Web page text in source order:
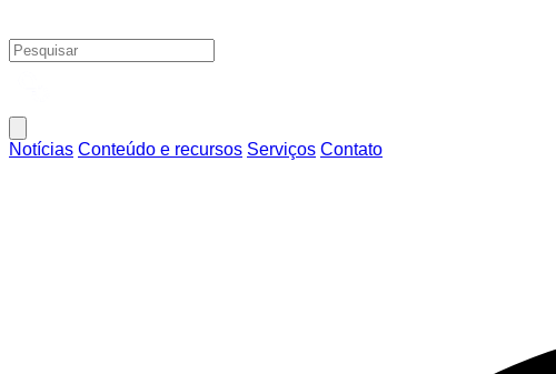
Notícias Conteúdo e recursos Serviços Contato